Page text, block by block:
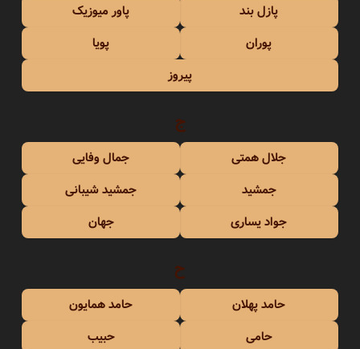
پازل بند
پاور میوزیک
پوران
پویا
پیروز
ج
جلال همتی
جمال وفایی
جمشید
جمشید شیبانی
جواد یساری
جهان
ح
حامد پهلان
حامد همایون
حامی
حبیب